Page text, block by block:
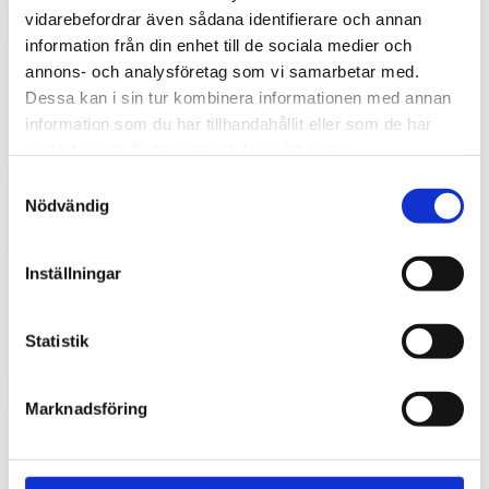
vidarebefordrar även sådana identifierare och annan
information från din enhet till de sociala medier och
annons- och analysföretag som vi samarbetar med.
Dessa kan i sin tur kombinera informationen med annan
information som du har tillhandahållit eller som de har
Nödvändig
Inställningar
Statistik
Marknadsföring
Hyttbord till traktorn, den lilla detaljen som
Traktorhytten är för många mer än bara en plats där
arbetet utförs. Det är kontoret, fikarummet och ibland